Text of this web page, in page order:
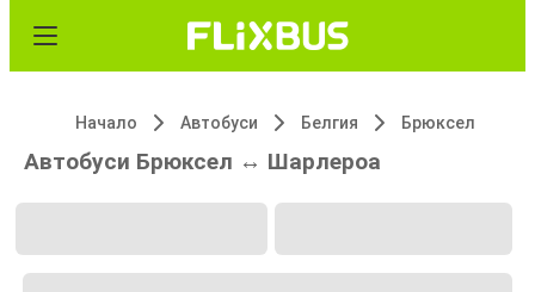
Начало Автобуси Белгия Брюксел
Автобуси Брюксел ↔ Шарлероа